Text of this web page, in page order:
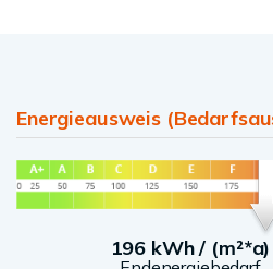
Energieausweis
196 kWh / (m²*a)